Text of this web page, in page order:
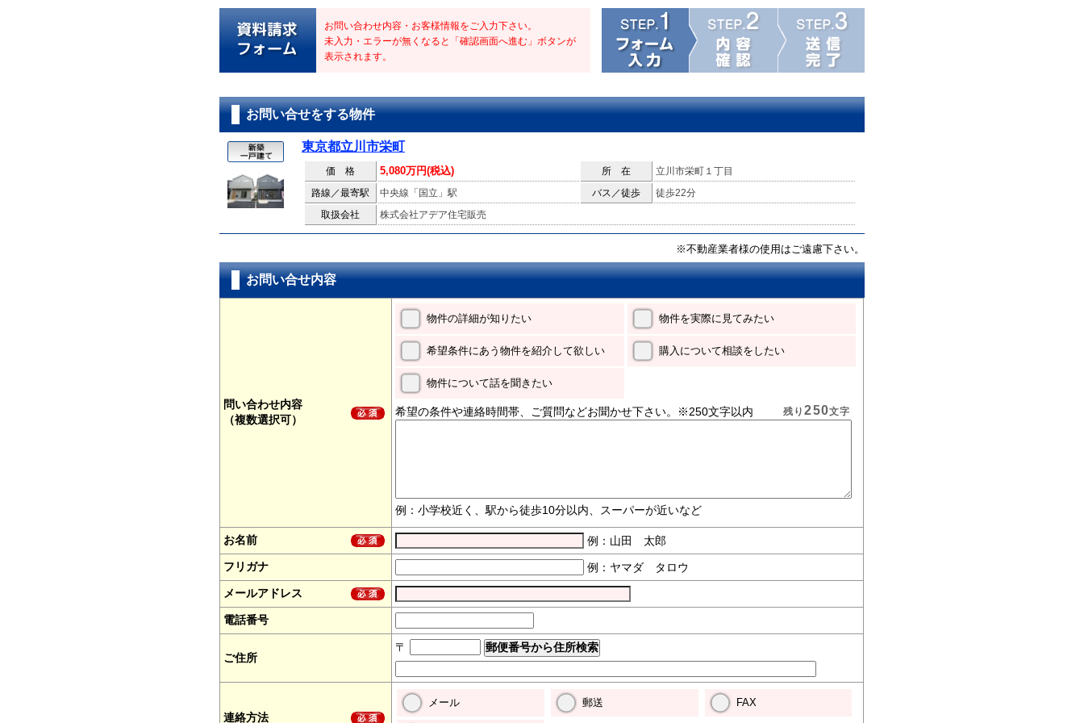
お問い合わせ内容・お客様情報をご入力下さい。
未入力・エラーが無くなると「確認画面へ進む」ボタンが
表示されます。
お問い合せをする物件
東京都立川市栄町
価 格 5,080万円(税込) 所 在
立川市栄町１丁目
路線／最寄駅
中央線「国立」駅 バス／徒歩
徒歩22分
取扱会社
株式会社アデア住宅販売
※不動産業者様の使用はご遠慮下さい。
お問い合せ内容
問い合わせ内容
（複数選択可）
物件の詳細が知りたい 物件を実際に見てみたい
希望条件にあう物件を紹介して欲しい 購入について相談をしたい
物件について話を聞きたい
希望の条件や連絡時間帯、ご質問などお聞かせ下さい。※250文字以内
例：小学校近く、駅から徒歩10分以内、スーパーが近いなど
残り250文字
お名前
例：山田 太郎
フリガナ
例：ヤマダ タロウ
メールアドレス
電話番号
ご住所
〒
連絡方法
メール 郵送 FAX